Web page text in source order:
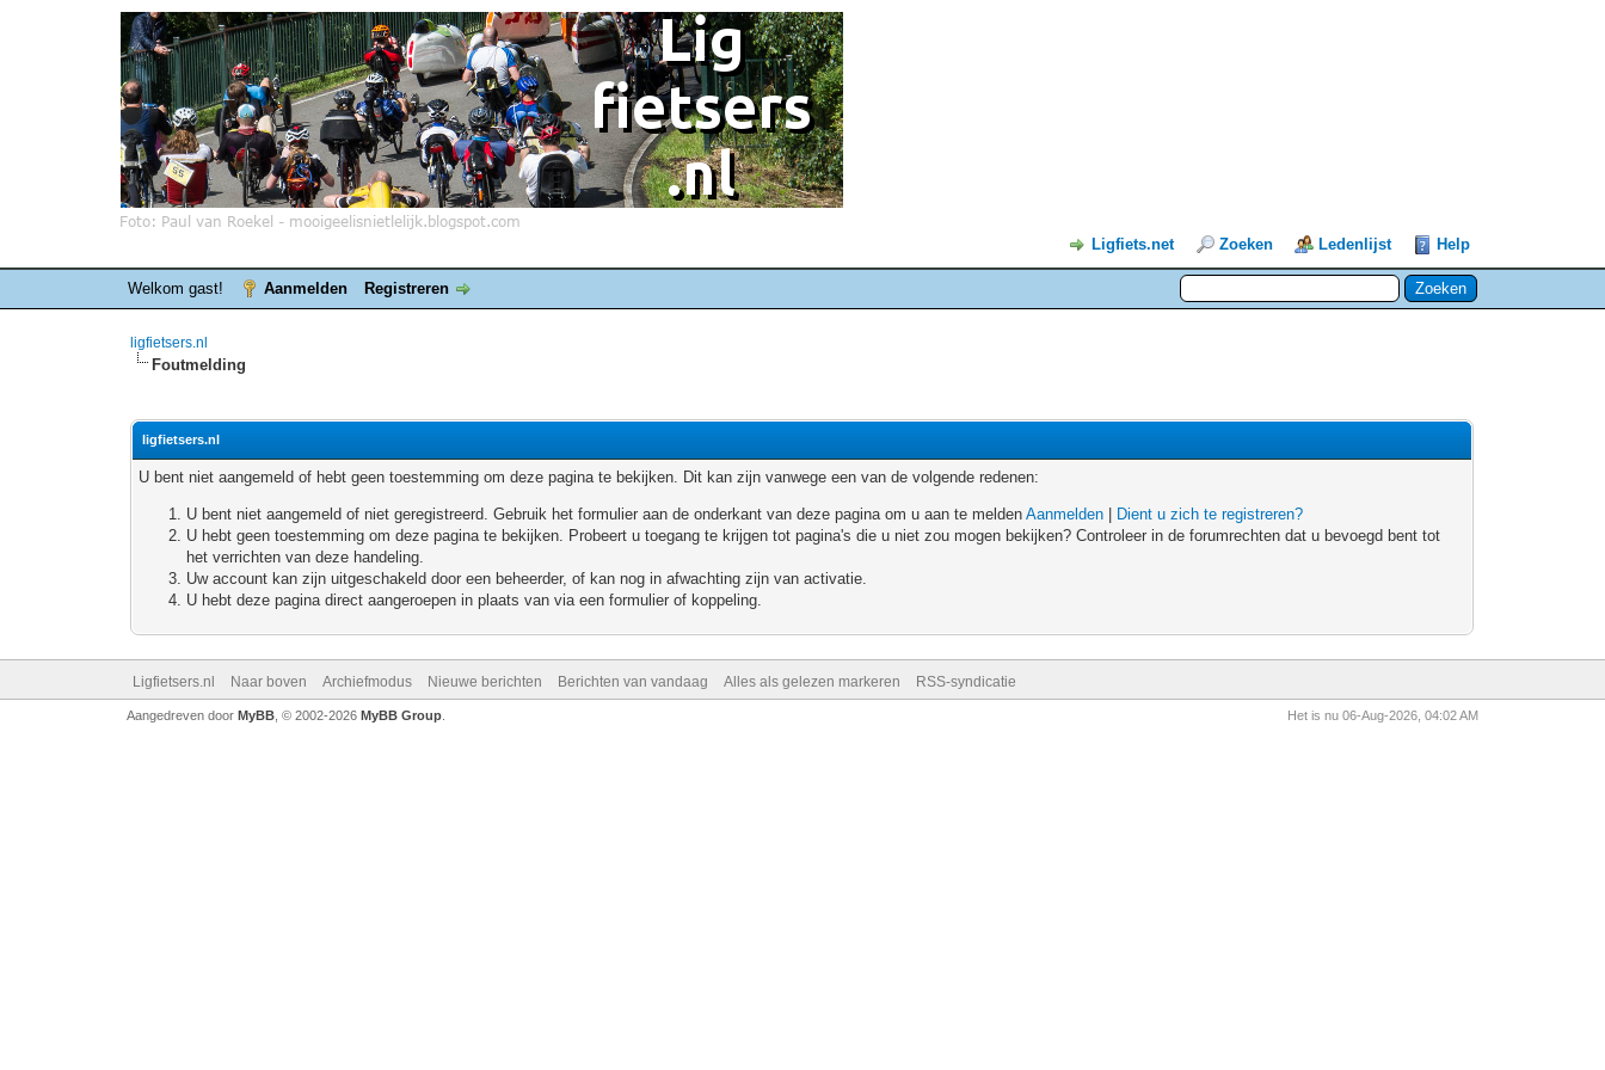
Ligfiets.net Zoeken Ledenlijst Help
Welkom gast! Aanmelden Registreren
ligfietsers.nl
Foutmelding
ligfietsers.nl
U bent niet aangemeld of hebt geen toestemming om deze pagina te bekijken. Dit kan zijn vanwege een van de volgende redenen:
U bent niet aangemeld of niet geregistreerd. Gebruik het formulier aan de onderkant van deze pagina om u aan te meldenAanmelden
Dient u zich te registreren?
U hebt geen toestemming om deze pagina te bekijken. Probeert u toegang te krijgen tot pagina's die u niet zou mogen bekijken? Controleer in de forumrechten dat u bevoegd bent tot
het verrichten van deze handeling.
Uw account kan zijn uitgeschakeld door een beheerder, of kan nog in afwachting zijn van activatie.
U hebt deze pagina direct aangeroepen in plaats van via een formulier of koppeling.
Ligfietsers.nl Naar boven Archiefmodus Nieuwe berichten Berichten van vandaag Alles als gelezen markeren RSS-syndicatie
Het is nu 06-Aug-2026, 04:02 AM
Aangedreven door MyBB, © 2002-2026 MyBB Group.